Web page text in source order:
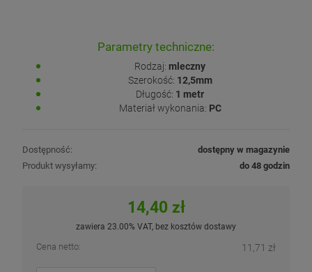
Parametry techniczne:
Rodzaj: mleczny
Szerokość: 12,5mm
Długość: 1 metr
Materiał wykonania: PC
Dostępność:
dostępny w magazynie
Produkt wysyłamy:
do 48 godzin
14,40 zł
zawiera 23.00% VAT, bez kosztów dostawy
Cena netto: 11,71 zł